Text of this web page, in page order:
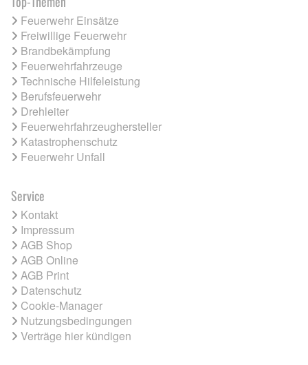
Feuerwehr Einsätze
Freiwillige Feuerwehr
Brandbekämpfung
Feuerwehrfahrzeuge
Technische Hilfeleistung
Berufsfeuerwehr
Drehleiter
Feuerwehrfahrzeughersteller
Katastrophenschutz
Feuerwehr Unfall
Service
Kontakt
Impressum
AGB Shop
AGB Online
AGB Print
Datenschutz
Cookie-Manager
Nutzungsbedingungen
Verträge hier kündigen